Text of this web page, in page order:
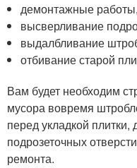
демонтажные работы,
высверливание
выдалбливание
отбивание старой
Вам будет необходим
мусора вовремя
перед укладкой
подрозеточных
ремонта.